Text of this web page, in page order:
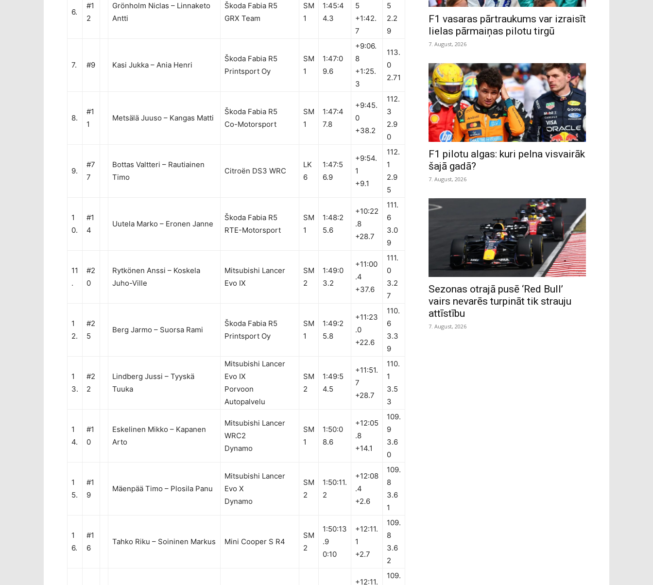
6.
#1
2
Grönholm Niclas – Linnaketo
Antti
Škoda Fabia R5
GRX Team
SM
1
1:45:4
4.3
5
+1:42.
7
5
2.2
9
7. #9 Kasi Jukka – Ania Henri
Škoda Fabia R5
Printsport Oy
SM
1
1:47:0
9.6
+9:06.
8
+1:25.
3
113.
0
2.71
8.
#1
1
Metsälä Juuso – Kangas Matti
Škoda Fabia R5
Co-Motorsport
SM
1
1:47:4
7.8
+9:45.
0
+38.2
112.
3
2.9
0
9.
#7
7
Bottas Valtteri – Rautiainen
Timo
Citroën DS3 WRC
LK
6
1:47:5
6.9
+9:54.
1
+9.1
112.
1
2.9
5
1
0.
#1
4
Uutela Marko – Eronen Janne
Škoda Fabia R5
RTE-Motorsport
SM
1
1:48:2
5.6
+10:22
.8
+28.7
111.
6
3.0
9
11
.
#2
0
Rytkönen Anssi – Koskela
Juho-Ville
Mitsubishi Lancer
Evo IX
SM
2
1:49:0
3.2
+11:00
.4
+37.6
111.
0
3.2
7
1
2.
#2
5
Berg Jarmo – Suorsa Rami
Škoda Fabia R5
Printsport Oy
SM
1
1:49:2
5.8
+11:23
.0
+22.6
110.
6
3.3
9
1
3.
#2
2
Lindberg Jussi – Tyyskä
Tuuka
Mitsubishi Lancer
Evo IX
Porvoon
Autopalvelu
SM
2
1:49:5
4.5
+11:51.
7
+28.7
110.
1
3.5
3
1
4.
#1
0
Eskelinen Mikko – Kapanen
Arto
Mitsubishi Lancer
WRC2
Dynamo
SM
1
1:50:0
8.6
+12:05
.8
+14.1
109.
9
3.6
0
1
5.
#1
9
Mäenpää Timo – Plosila Panu
Mitsubishi Lancer
Evo X
Dynamo
SM
2
1:50:11.
2
+12:08
.4
+2.6
109.
8
3.6
1
1
6.
#1
6
Tahko Riku – Soininen Markus Mini Cooper S R4
SM
2
1:50:13
.9
0:10
+12:11.
1
+2.7
109.
8
3.6
2
+12:11.
109.
F1 vasaras pārtraukums var izraisīt
lielas pārmaiņas pilotu tirgū
7. August, 2026
F1 pilotu algas: kuri pelna visvairāk
šajā gadā?
7. August, 2026
Sezonas otrajā pusē ‘Red Bull’
vairs nevarēs turpināt tik strauju
attīstību
7. August, 2026